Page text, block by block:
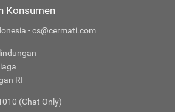
Konsumen
- cs@cermati.com
RI
(Chat Only)